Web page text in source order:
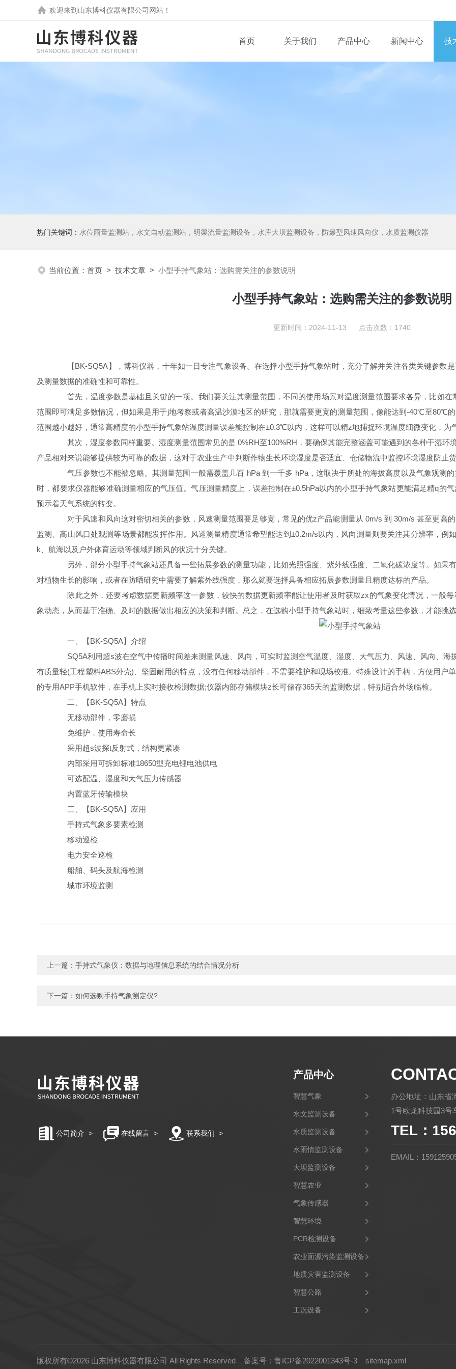
欢迎来到 山东博科仪器有限公司 网站！
首页 关于我们 产品中心 新闻中心 技
热门关键词： 水位雨量监测站，水文自动监测站，明渠流量监测设备，水库大坝监测设备，防爆型风速风向仪，水质监测仪器
当前位置： 首页 > 技术文章 > 小型手持气象站：选购需关注的参数说明
小型手持气象站：选购需关注的参数说明
更新时间：2024-11-13 点击次数：1740
【BK-SQ5A】，博科仪器，十年如一日专注气象设备。在选择小型手持气象站时，充分了解并关注各类关键参数
及测量数据的准确性和可靠性。
首先，温度参数是基础且关键的一项。我们要关注其测量范围，不同的使用场景对温度测量范围要求各异，比如
范围即可满足多数情况，但如果是用于j地考察或者高温沙漠地区的研究，那就需要更宽的测量范围，像能达到-40℃至80℃
范围越小越好，通常高精度的小型手持气象站温度测量误差能控制在±0.3℃以内，这样可以精z地捕捉环境温度细微变化，为
其次，湿度参数同样重要。湿度测量范围常见的是 0%RH至100%RH，要确保其能完整涵盖可能遇到的各种干湿环
产品相对来说能够提供较为可靠的数据，这对于农业生产中判断作物生长环境湿度是否适宜、仓储物流中监控环境湿度防止
气压参数也不能被忽略。其测量范围一般需覆盖几百 hPa 到一千多 hPa，这取决于所处的海拔高度以及气象观测
时，都要求仪器能够准确测量相应的气压值。气压测量精度上，误差控制在±0.5hPa以内的小型手持气象站更能满足精q的
预示着天气系统的转变。
对于风速和风向这对密切相关的参数，风速测量范围要足够宽，常见的优z产品能测量从 0m/s 到 30m/s 甚至更高
监测、高山风口处观测等场景都能发挥作用。风速测量精度通常希望能达到±0.2m/s以内，风向测量则要关注其分辨率，例
k、航海以及户外体育运动等领域判断风的状况十分关键。
另外，部分小型手持气象站还具备一些拓展参数的测量功能，比如光照强度、紫外线强度、二氧化碳浓度等。如果
对植物生长的影响，或者在防晒研究中需要了解紫外线强度，那么就要选择具备相应拓展参数测量且精度达标的产品。
除此之外，还要考虑数据更新频率这一参数，较快的数据更新频率能让使用者及时获取zx的气象变化情况，一般
象动态，从而基于准确、及时的数据做出相应的决策和判断。总之，在选购小型手持气象站时，细致考量这些参数，才能挑
一、【BK-SQ5A】介绍
SQ5A利用超s波在空气中传播时间差来测量风速、风向，可实时监测空气温度、湿度、大气压力、风速、风向、海
有质量轻(工程塑料ABS外壳)、坚固耐用的特点，没有任何移动部件，不需要维护和现场校准。特殊设计的手柄，方便用户
的专用APP手机软件，在手机上实时接收检测数据;仪器内部存储模块z长可储存365天的监测数据，特别适合外场临检。
二、【BK-SQ5A】特点
无移动部件，零磨损
免维护，使用寿命长
采用超s波探t反射式，结构更紧凑
内部采用可拆卸标准18650型充电锂电池供电
可选配温、湿度和大气压力传感器
内置蓝牙传输模块
三、【BK-SQ5A】应用
手持式气象多要素检测
移动巡检
电力安全巡检
船舶、码头及航海检测
城市环境监测
上一篇： 手持式气象仪：数据与地理信息系统的结合情况分析
下一篇： 如何选购手持气象测定仪?
公司简介 > 在线留言 > 联系我们 >
产品中心
智慧气象
水文监测设备
水质监测设备
水雨情监测设备
大坝监测设备
智慧农业
气象传感器
智慧环境
PCR检测设备
农业面源污染监测设备
地质灾害监测设备
智慧公路
工况设备
办公地址：山东省
1号欧龙科技园3号
TEL：
EMAIL：
版权所有©2026 山东博科仪器有限公司 All Rights Reserved 备案号：鲁ICP备2022001343号-3 sitemap.xml